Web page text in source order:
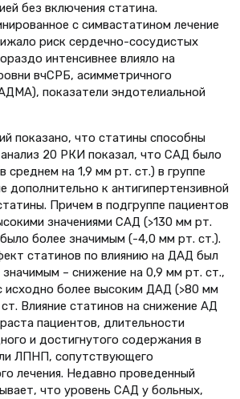
без включения статина.
с симвастатином лечение
риск сердечно-сосудистых
интенсивнее влияло на
вчСРБ, асимметричного
показатели эндотелиальной
показано, что статины способны
20 РКИ показал, что САД было
среднем на 1,9 мм рт. ст.) в группе
дополнительно к антигипертензивной
Причем в подгруппе пациентов
значениями САД (>130 мм рт.
более значимым (-4,0 мм рт. ст.).
статинов по влиянию на ДАД был
– снижение на 0,9 мм рт. ст.,
исходно более высоким ДАД (>80 мм
Влияние статинов на снижение АД
пациентов, длительности
и достигнутого содержания в
ЛПНП, сопутствующего
лечения. Недавно проведенный
что уровень САД у больных,